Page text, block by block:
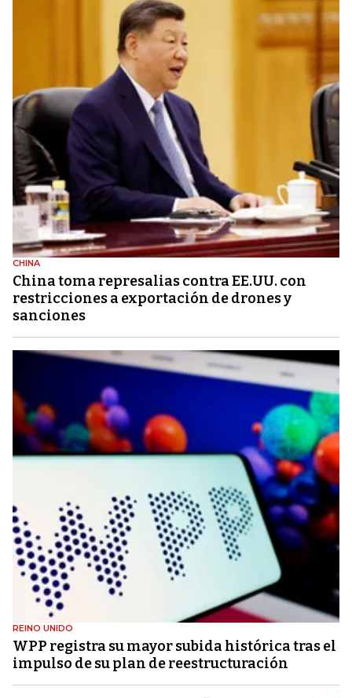
CHINA
China toma represalias contra EE.UU. con
restricciones a exportación de drones y
sanciones
REINO UNIDO
WPP registra su mayor subida histórica tras el
impulso de su plan de reestructuración